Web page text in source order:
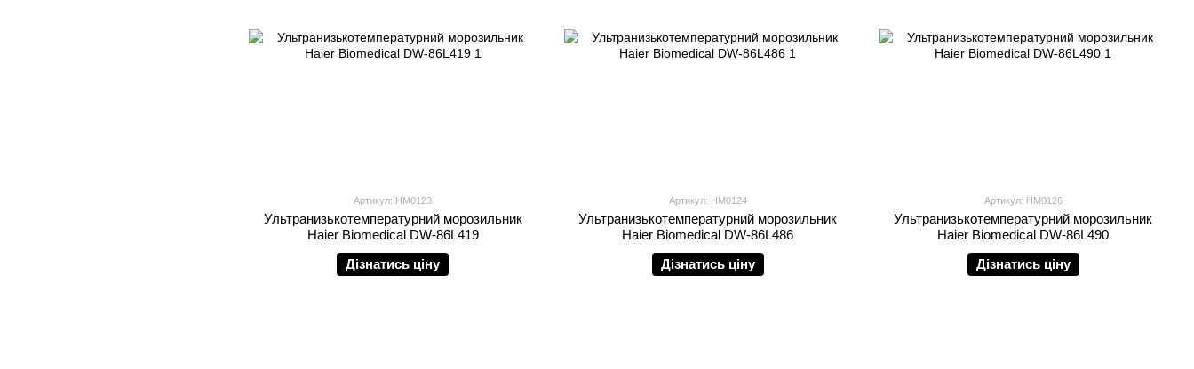
Артикул: HM0123
Ультранизькотемпературний морозильник
Haier Biomedical DW-86L419
Дізнатись ціну
Артикул: HM0124
Ультранизькотемпературний морозильник
Haier Biomedical DW-86L486
Дізнатись ціну
Артикул: HM0126
Ультранизькотемпературний морозильник
Haier Biomedical DW-86L490
Дізнатись ціну